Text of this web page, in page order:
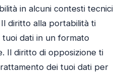
in alcuni contesti tecnici
diritto alla portabilità ti
dati in un formato
Il diritto di opposizione ti
dei tuoi dati per